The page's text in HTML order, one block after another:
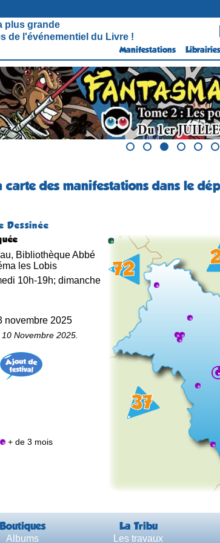
plus grande
de l'événementiel du Livre !
Manifestations
Librairies
carte des manifestations dans le
Dessinée
Bibliothèque Abbé
les Lobis
10h-19h; dimanche
novembre 2025
Novembre 2025.
+ de 3 mois
Boutiques La Tribu
Albums Les travaux